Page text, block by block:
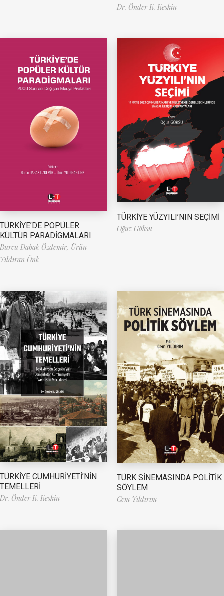
Dr. Önder K. Keskin
TÜRKİYE’DE POPÜLER
KÜLTÜR PARADİGMALARI
Burcu Dabak Özdemir, Ürün
Yıldıran Önk
TÜRKİYE YÜZYILI’NIN SEÇİMİ
Oğuz Göksu
TÜRKİYE CUMHURİYETİ’NİN
TEMELLERİ
Dr. Önder K. Keskin
TÜRK SİNEMASINDA POLİTİK
SÖYLEM
Cem Yıldırım